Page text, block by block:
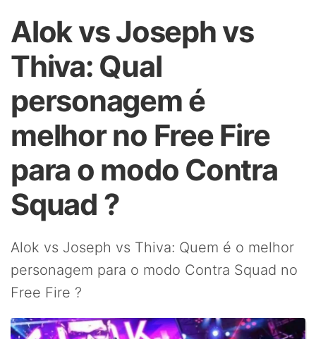
Alok vs Joseph vs
Thiva: Qual
personagem é
melhor no Free Fire
para o modo Contra
Squad ?
Alok vs Joseph vs Thiva: Quem é o melhor
personagem para o modo Contra Squad no
Free Fire ?